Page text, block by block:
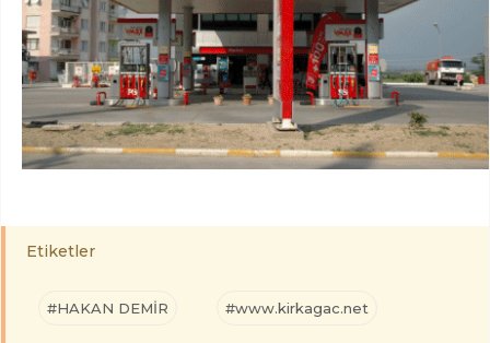
Etiketler
#HAKAN DEMİR #www.kirkagac.net